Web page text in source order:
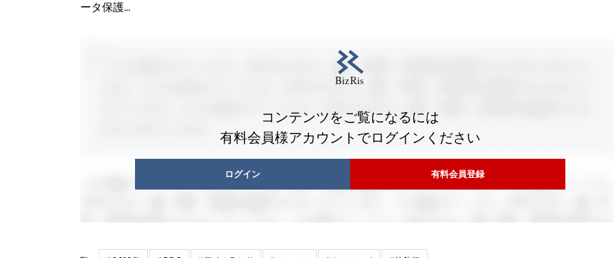
ータ保護...
コンテンツをご覧になるには
有料会員様アカウントでログインください
ログイン 有料会員登録